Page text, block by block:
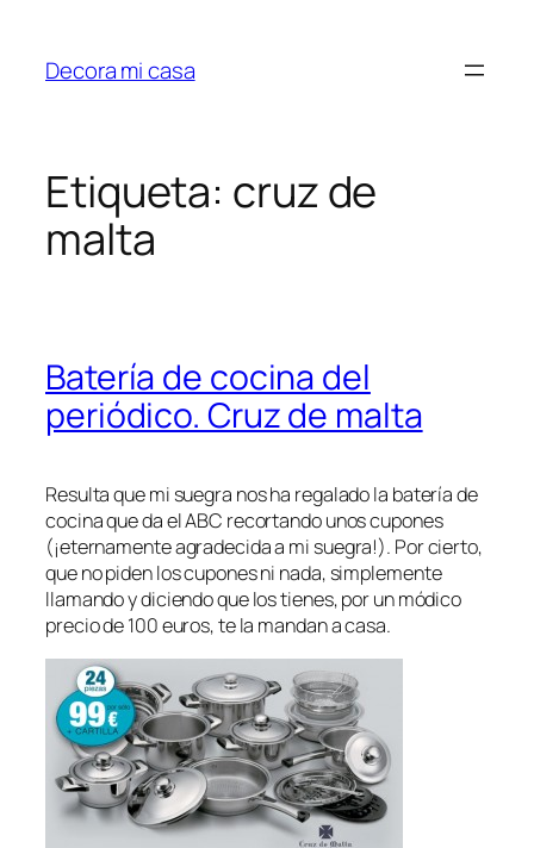
contenido
Decora mi casa
Etiqueta: cruz de
malta
Batería de cocina del
periódico. Cruz de malta
Resulta que mi suegra nos ha regalado la batería de
cocina que da el ABC recortando unos cupones
(¡eternamente agradecida a mi suegra!). Por cierto,
que no piden los cupones ni nada, simplemente
llamando y diciendo que los tienes, por un módico
precio de 100 euros, te la mandan a casa.